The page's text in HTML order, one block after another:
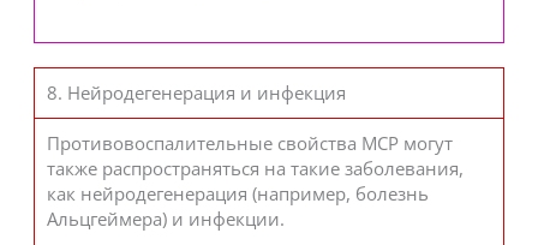
8. Нейродегенерация и инфекция
Противовоспалительные свойства MCP могут
также распространяться на такие заболевания,
как нейродегенерация (например, болезнь
Альцгеймера) и инфекции.